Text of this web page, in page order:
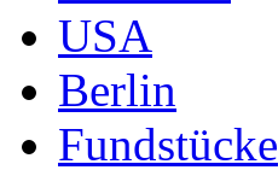
USA
Berlin
Fundstücke